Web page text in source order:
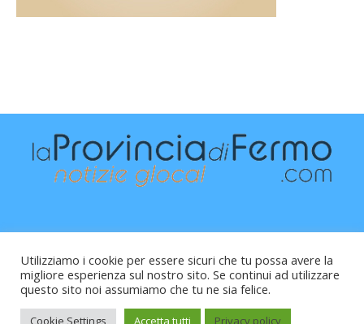
Raffaele Vitali - via Leopardi 10 - 61121 Pesaro (PU) -
Cod.Fisc VTLRFL77B02L500Y - Testata giornalistica, aut.
Utilizziamo i cookie per essere sicuri che tu possa avere la
migliore esperienza sul nostro sito. Se continui ad utilizzare
questo sito noi assumiamo che tu ne sia felice.
Cookie Settings Accetta tutti Privacy policy